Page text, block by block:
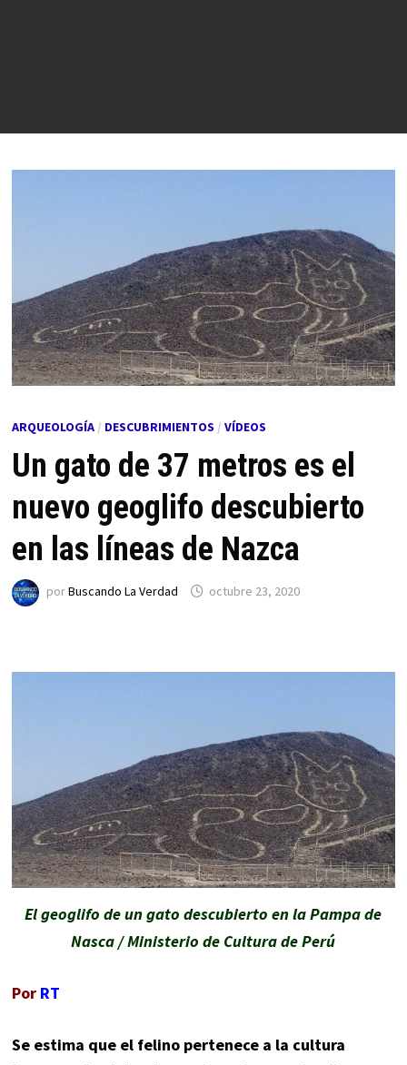
ARQUEOLOGÍA/ DESCUBRIMIENTOS / VÍDEOS
Un gato de 37 metros es el
nuevo geoglifo descubierto
en las líneas de Nazca
porBuscando La Verdad octubre 23, 2020
El geoglifo de un gato descubierto en la Pampa de
Nasca / Ministerio de Cultura de Perú
Por RT
Se estima que el felino pertenece a la cultura